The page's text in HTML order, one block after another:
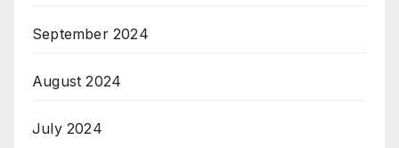
September 2024
August 2024
July 2024